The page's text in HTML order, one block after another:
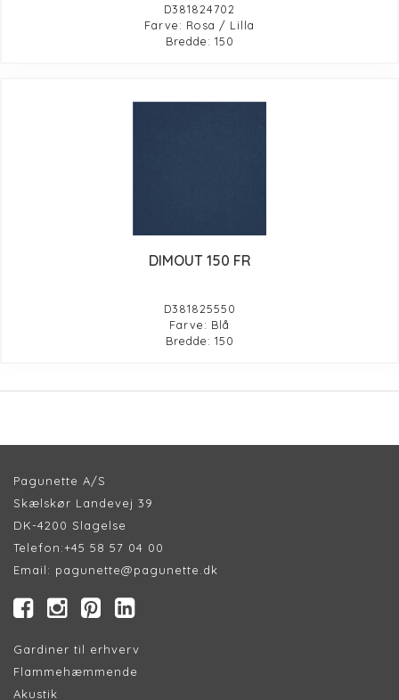
D381824702
Farve: Rosa / Lilla
Bredde: 150
DIMOUT 150 FR
D381825550
Farve: Blå
Bredde: 150
Pagunette A/S
Skælskør Landevej 39
DK-4200 Slagelse
Telefon:+45 58 57 04 00
Email: pagunette@pagunette.dk
Gardiner til erhverv
Flammehæmmende
Akustik